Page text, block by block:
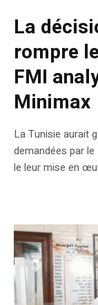
La
rompre
FMI
Minimax
La Tunisie aurait
demandées par
le leur mise en